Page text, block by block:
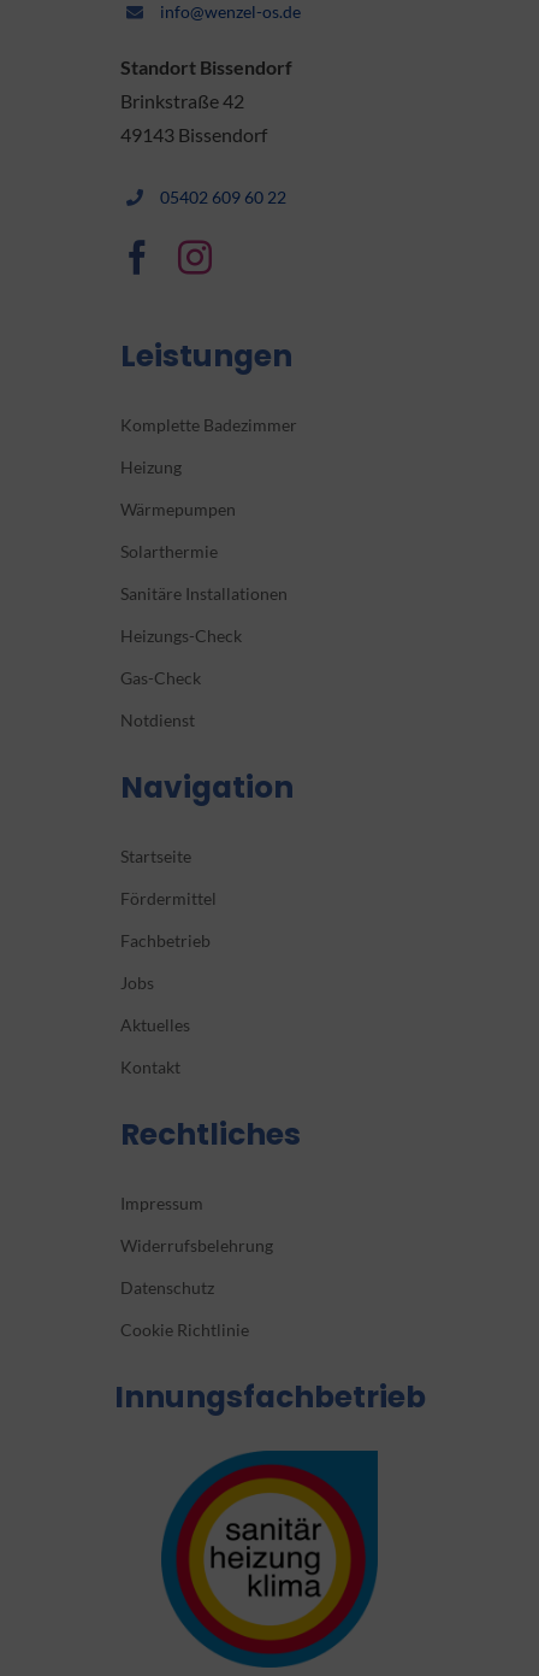
info@wenzel-os.de
Standort Bissendorf
Brinkstraße 42
49143 Bissendorf
05402 609 60 22
Leistungen
Komplette Badezimmer
Heizung
Wärmepumpen
Solarthermie
Sanitäre Installationen
Heizungs-Check
Gas-Check
Notdienst
Navigation
Startseite
Fördermittel
Fachbetrieb
Jobs
Aktuelles
Kontakt
Rechtliches
Impressum
Widerrufsbelehrung
Datenschutz
Cookie Richtlinie
Innungsfachbetrieb